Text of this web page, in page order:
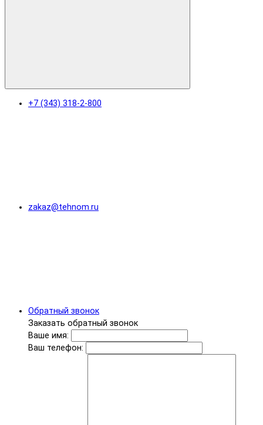
+7 (343) 318-2-800
zakaz@tehnom.ru
Обратный звонок
Заказать обратный звонок
Ваше имя:
Ваш телефон: